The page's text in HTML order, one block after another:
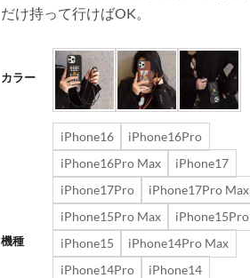
だけ持って行けばOK。
カラー
機種
iPhone16
iPhone16Pro
iPhone16Pro Max
iPhone17
iPhone17Pro
iPhone17Pro Max
iPhone15Pro Max
iPhone15Pro
iPhone15
iPhone14Pro Max
iPhone14Pro
iPhone14